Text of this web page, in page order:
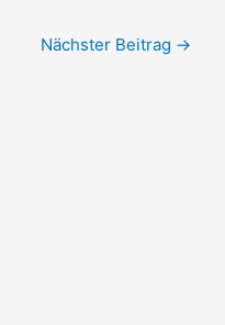
Nächster Beitrag →